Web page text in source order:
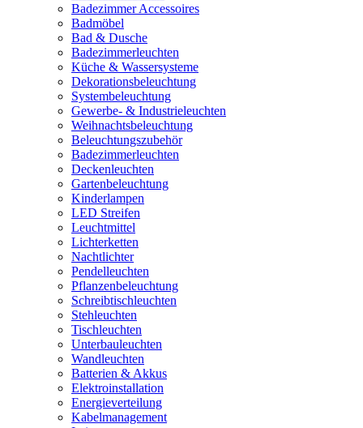
Badezimmer Accessoires
Badmöbel
Bad & Dusche
Badezimmerleuchten
Küche & Wassersysteme
Dekorationsbeleuchtung
Systembeleuchtung
Gewerbe- & Industrieleuchten
Weihnachtsbeleuchtung
Beleuchtungszubehör
Badezimmerleuchten
Deckenleuchten
Gartenbeleuchtung
Kinderlampen
LED Streifen
Leuchtmittel
Lichterketten
Nachtlichter
Pendelleuchten
Pflanzenbeleuchtung
Schreibtischleuchten
Stehleuchten
Tischleuchten
Unterbauleuchten
Wandleuchten
Batterien & Akkus
Elektroinstallation
Energieverteilung
Kabelmanagement